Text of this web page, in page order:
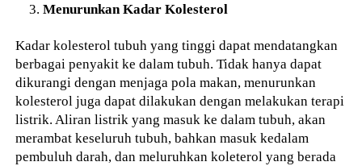
Menurunkan Kadar Kolesterol
Kadar kolesterol tubuh yang tinggi dapat mendatangkan
berbagai penyakit ke dalam tubuh. Tidak hanya dapat
dikurangi dengan menjaga pola makan, menurunkan
kolesterol juga dapat dilakukan dengan melakukan terapi
listrik. Aliran listrik yang masuk ke dalam tubuh, akan
merambat keseluruh tubuh, bahkan masuk kedalam
pembuluh darah, dan meluruhkan koleterol yang berada